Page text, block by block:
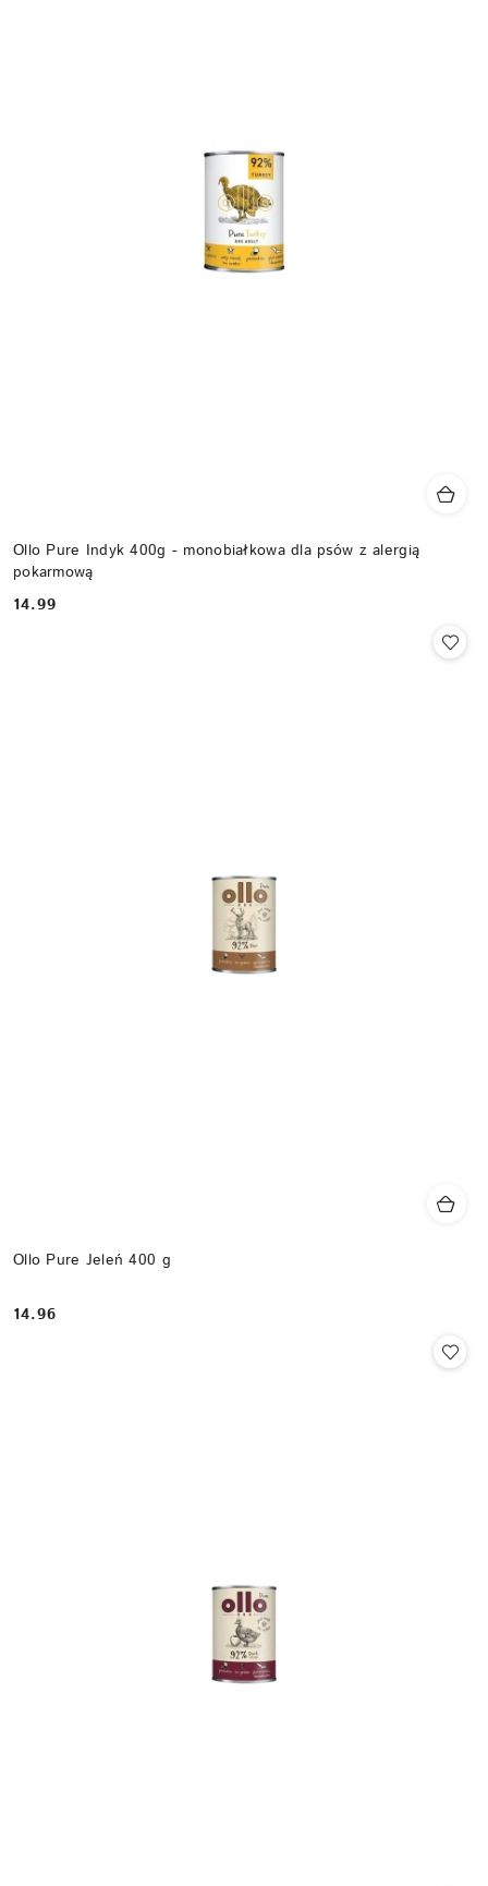
Ollo Pure Indyk 400g - monobiałkowa dla psów z alergią
pokarmową
Cena:
14.99
Ollo Pure Jeleń 400 g
Cena:
14.96